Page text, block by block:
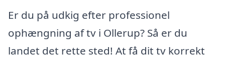
Er du på udkig efter professionel
ophængning af tv i Ollerup? Så er du
landet det rette sted! At få dit tv korrekt